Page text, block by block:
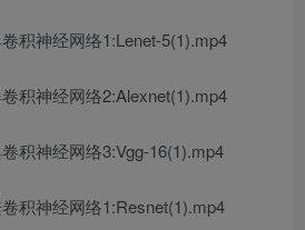
积神经网络1:Lenet-5(1).mp4
积神经网络2:Alexnet(1).mp4
积神经网络3:Vgg-16(1).mp4
积神经网络1:Resnet(1).mp4